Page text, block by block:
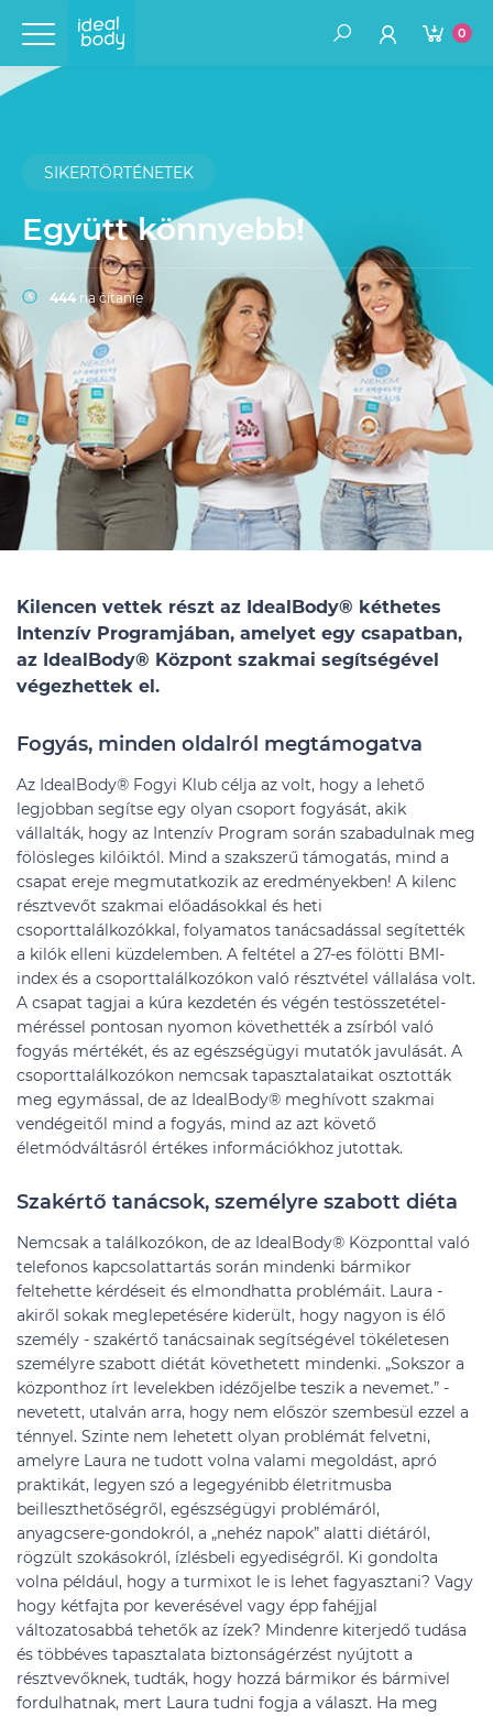
0
SIKERTÖRTÉNETEK
Együtt könnyebb!
444 na čítanie
Kilencen vettek részt az IdealBody® kéthetes
Intenzív Programjában, amelyet egy csapatban,
az IdealBody® Központ szakmai segítségével
végezhettek el.
Fogyás, minden oldalról megtámogatva
Az IdealBody® Fogyi Klub célja az volt, hogy a lehető
legjobban segítse egy olyan csoport fogyását, akik
vállalták, hogy az Intenzív Program során szabadulnak meg
fölösleges kilóiktól. Mind a szakszerű támogatás, mind a
csapat ereje megmutatkozik az eredményekben! A kilenc
résztvevőt szakmai előadásokkal és heti
csoporttalálkozókkal, folyamatos tanácsadással segítették
a kilók elleni küzdelemben. A feltétel a 27-es fölötti BMI-
index és a csoporttalálkozókon való résztvétel vállalása volt.
A csapat tagjai a kúra kezdetén és végén testösszetétel-
méréssel pontosan nyomon követhették a zsírból való
fogyás mértékét, és az egészségügyi mutatók javulását. A
csoporttalálkozókon nemcsak tapasztalataikat osztották
meg egymással, de az IdealBody® meghívott szakmai
vendégeitől mind a fogyás, mind az azt követő
életmódváltásról értékes információkhoz jutottak.
Szakértő tanácsok, személyre szabott diéta
Nemcsak a találkozókon, de az IdealBody® Központtal való
telefonos kapcsolattartás során mindenki bármikor
feltehette kérdéseit és elmondhatta problémáit. Laura -
akiről sokak meglepetésére kiderült, hogy nagyon is élő
személy - szakértő tanácsainak segítségével tökéletesen
személyre szabott diétát követhetett mindenki. „Sokszor a
központhoz írt levelekben idézőjelbe teszik a nevemet.” -
nevetett, utalván arra, hogy nem először szembesül ezzel a
ténnyel. Szinte nem lehetett olyan problémát felvetni,
amelyre Laura ne tudott volna valami megoldást, apró
praktikát, legyen szó a legegyénibb életritmusba
beilleszthetőségről, egészségügyi problémáról,
anyagcsere-gondokról, a „nehéz napok” alatti diétáról,
rögzült szokásokról, ízlésbeli egyediségről. Ki gondolta
volna például, hogy a turmixot le is lehet fagyasztani? Vagy
hogy kétfajta por keverésével vagy épp fahéjjal
változatosabbá tehetők az ízek? Mindenre kiterjedő tudása
és többéves tapasztalata biztonságérzést nyújtott a
résztvevőknek, tudták, hogy hozzá bármikor és bármivel
fordulhatnak, mert Laura tudni fogja a választ. Ha meg